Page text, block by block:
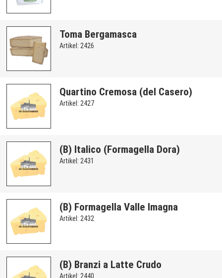
Toma Bergamasca
Artikel: 2426
Quartino Cremosa (del Casero)
Artikel: 2427
(B) Italico (Formagella Dora)
Artikel: 2431
(B) Formagella Valle Imagna
Artikel: 2432
(B) Branzi a Latte Crudo
Artikel: 2440